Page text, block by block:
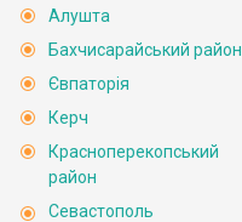
Алушта
Бахчисарайський район
Євпаторія
Керч
Красноперекопський
район
Севастополь